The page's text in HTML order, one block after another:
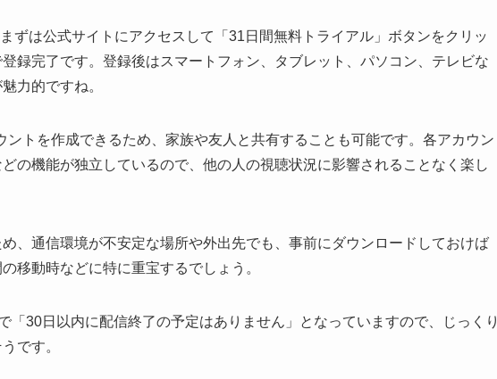
ずは公式サイトにアクセスして「31日間無料トライアル」ボタンをクリッ
録完了です。登録後はスマートフォン、タブレット、パソコン、テレビな
力的ですね。
ントを作成できるため、家族や友人と共有することも可能です。各アカウン
の機能が独立しているので、他の人の視聴状況に影響されることなく楽し
、通信環境が不安定な場所や外出先でも、事前にダウンロードしておけば
移動時などに特に重宝するでしょう。
「30日以内に配信終了の予定はありません」となっていますので、じっくり
です。